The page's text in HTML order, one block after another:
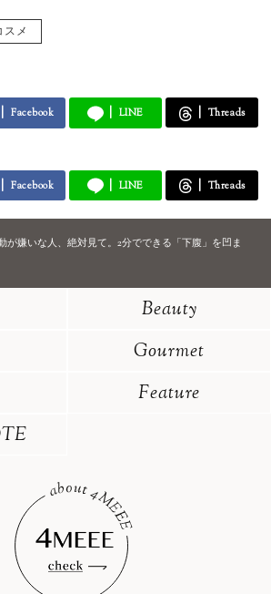
スメ
Facebook LINE Threads
Facebook LINE Threads
が嫌いな人、絶対見て。2分でできる「下腹」を凹ま
Beauty
Gourmet
Feature